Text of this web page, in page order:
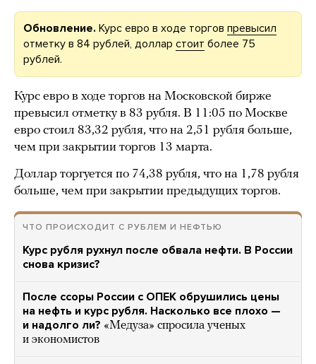
Обновление. Курс евро в ходе торгов превысил
отметку в 84 рублей, доллар стоит более 75
рублей.
Курс евро в ходе торгов на Московской бирже
превысил отметку в 83 рубля. В 11:05 по Москве
евро стоил 83,32 рубля, что на 2,51 рубля больше,
чем при закрытии торгов 13 марта.
Доллар торгуется по 74,38 рубля, что на 1,78 рубля
больше, чем при закрытии предыдущих торгов.
ЧТО ПРОИСХОДИТ С РУБЛЕМ И НЕФТЬЮ
Курс рубля рухнул после обвала нефти. В России
снова кризис?
После ссоры России с ОПЕК обрушились цены
на нефть и курс рубля. Насколько все плохо —
и надолго ли? «Медуза» спросила ученых
и экономистов